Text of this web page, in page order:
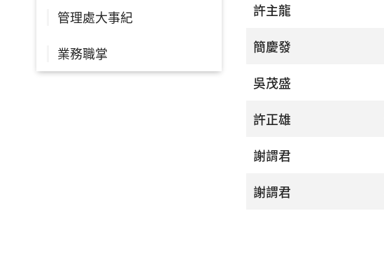
管理處大事紀
業務職掌
許主龍
簡慶發
吳茂盛
許正雄
謝謂君
謝謂君